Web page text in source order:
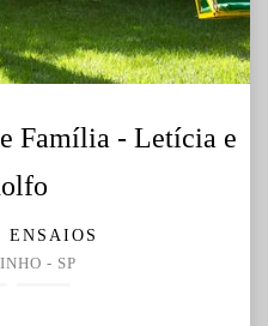
Família - Letícia e
ENSAIOS
- SP